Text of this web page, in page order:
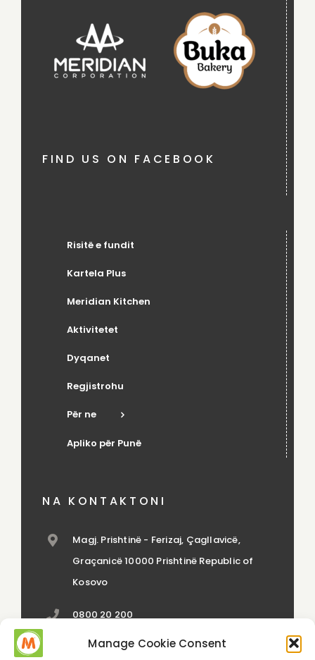
Manage Cookie Consent
FIND US ON FACEBOOK
Risitë e fundit
Kartela Plus
Meridian Kitchen
Aktivitetet
Dyqanet
Regjistrohu
Për ne
Apliko për Punë
NA KONTAKTONI
Magj. Prishtinë - Ferizaj, Çagllavicë,
Graçanicë 10000 Prishtinë Republic of
Kosovo
0800 20 200
contact@meridianexpress.com